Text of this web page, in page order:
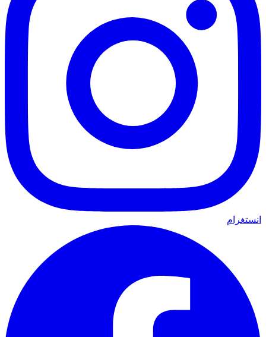
انستغرام